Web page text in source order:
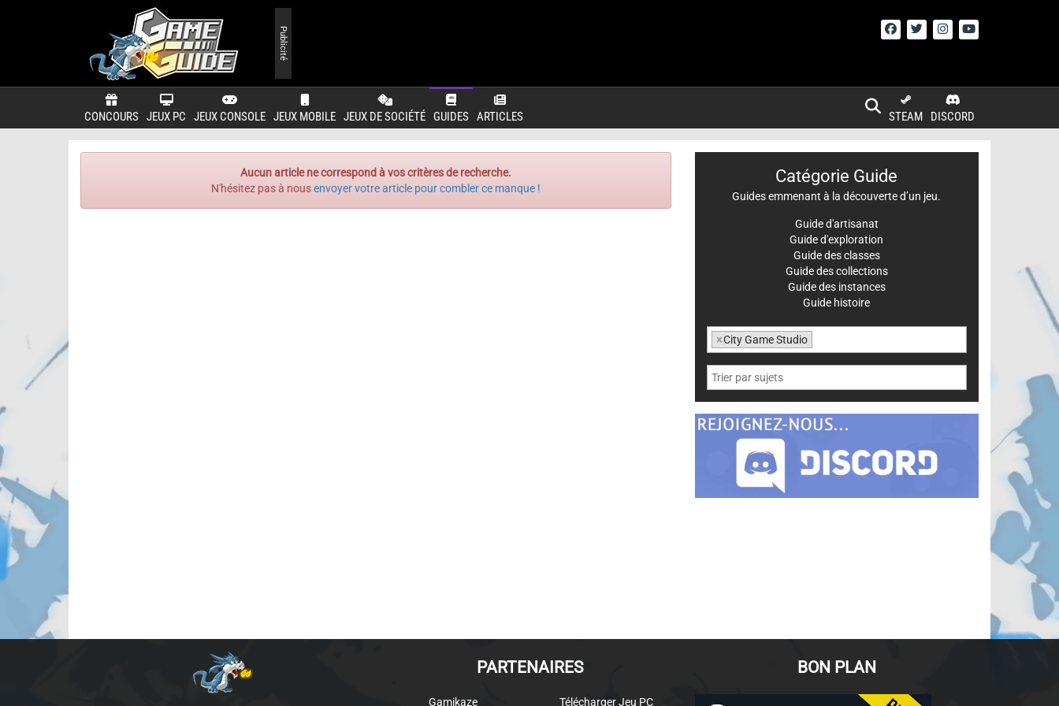
CONCOURS JEUX PC JEUX CONSOLE JEUX MOBILE JEUX DE SOCIÉTÉ GUIDES ARTICLES DISCORD
STEAM
Publicité
Aucun article ne correspond à vos critères de recherche.
N'hésitez pas à nousenvoyer votre article pour combler ce manque !
Catégorie Guide
Guides emmenant à la découverte d’un jeu.
Guide d'artisanat
Guide d'exploration
Guide des classes
Guide des collections
Guide des instances
Guide histoire
×City Game Studio
PARTENAIRES
Gamikaze Télécharger Jeu PC
BON PLAN